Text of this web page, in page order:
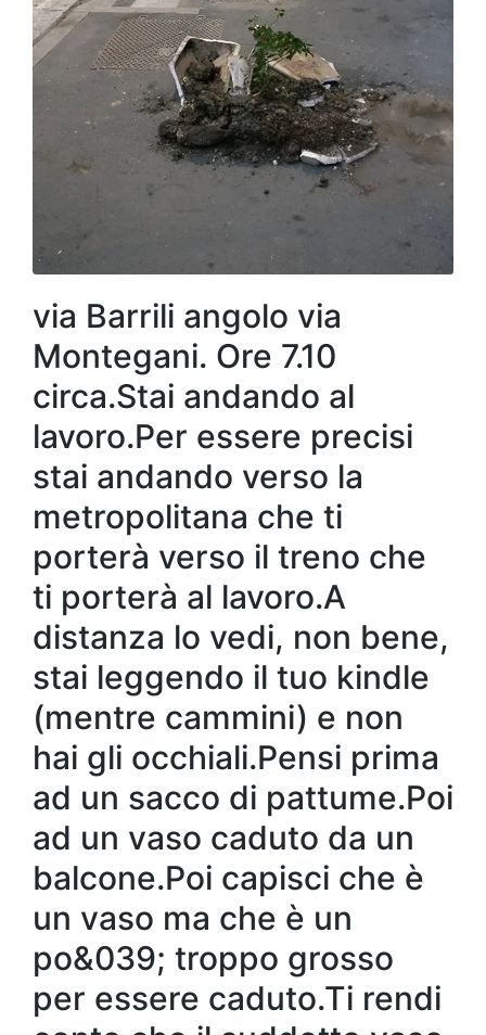
via Barrili angolo via
Montegani. Ore 7.10
circa.Stai andando al
lavoro.Per essere precisi
stai andando verso la
metropolitana che ti
porterà verso il treno che
ti porterà al lavoro.A
distanza lo vedi, non bene,
stai leggendo il tuo kindle
(mentre cammini) e non
hai gli occhiali.Pensi prima
ad un sacco di pattume.Poi
ad un vaso caduto da un
balcone.Poi capisci che è
un vaso ma che è un
po&039; troppo grosso
per essere caduto.Ti rendi